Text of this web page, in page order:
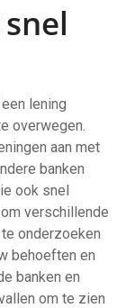
lening
overwegen.
aan met
banken
ook snel
verschillende
onderzoeken
behoeften en
banken en
om te zien